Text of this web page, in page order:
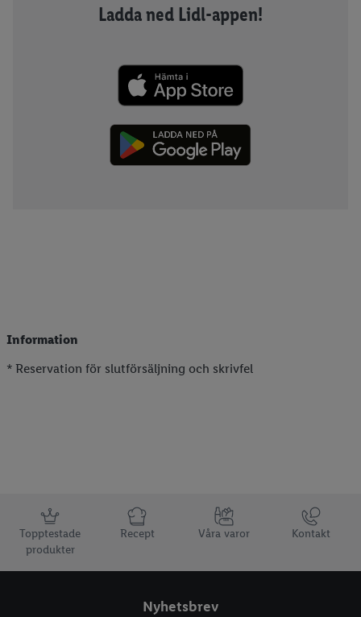
Ladda ned Lidl-appen!
Information
* Reservation för slutförsäljning och skrivfel
Information
Topptestade
produkter
Recept Våra varor Kontakt
Nyhetsbrev